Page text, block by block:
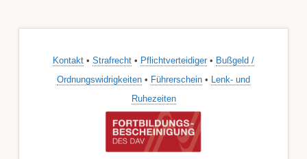
Kontakt • Strafrecht • Pflichtverteidiger • Bußgeld /
Ordnungswidrigkeiten • Führerschein • Lenk- und
Ruhezeiten